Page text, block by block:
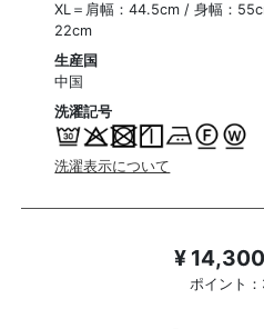
XL＝肩幅：44.5cm / 身幅：
22cm
生産国
中国
洗濯記号
洗濯表示について
¥ 14,300
ポイント